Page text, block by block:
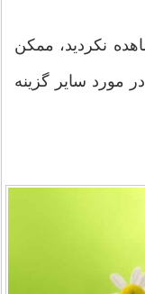
نکردید، ممکن
مورد سایر گزینه